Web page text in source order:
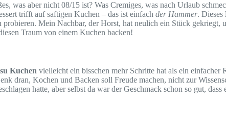
was aber nicht 08/15 ist? Was Cremiges, was nach Urlaub
trifft auf saftigen Kuchen – das ist einfach der Hammer. Dieses
Mein Nachbar, der Horst, hat neulich ein Stück gekriegt,
Traum von einem Kuchen backen!
Kuchen vielleicht ein bisschen mehr Schritte hat als ein
dran, Kochen und Backen soll Freude machen, nicht zur
hatte, aber selbst da war der Geschmack schon so gut,